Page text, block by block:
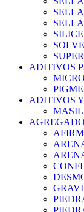
SILICE
ADITIVOS
ADITIVOS